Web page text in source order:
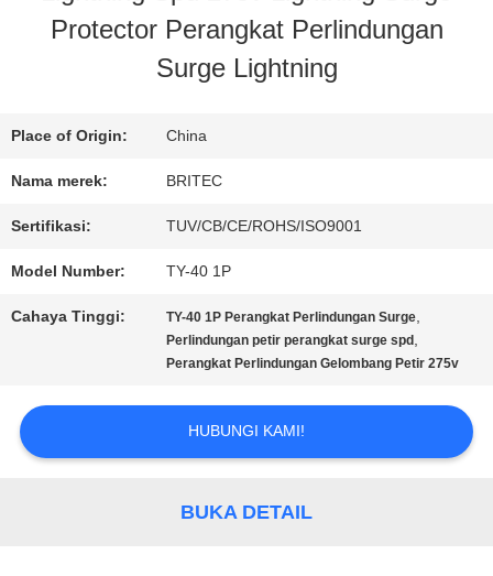
KONTROL
HUBUNGI
KAMI
KASUS
Protector Perangkat Perlindungan
Surge Lightning
Place of Origin: China
Nama merek: BRITEC
Sertifikasi: TUV/CB/CE/ROHS/ISO9001
Model Number: TY-40 1P
Cahaya Tinggi: TY-40 1P Perangkat Perlindungan Surge,
Perlindungan petir perangkat surge spd ,
Perangkat Perlindungan Gelombang Petir 275v
HUBUNGI KAMI!
BUKA DETAIL